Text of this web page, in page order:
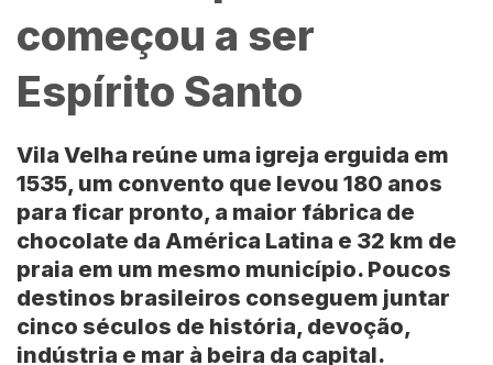
começou a ser
Espírito Santo
Vila Velha reúne uma igreja erguida em
1535, um convento que levou 180 anos
para ficar pronto, a maior fábrica de
chocolate da América Latina e 32 km de
praia em um mesmo município. Poucos
destinos brasileiros conseguem juntar
cinco séculos de história, devoção,
indústria e mar à beira da capital.